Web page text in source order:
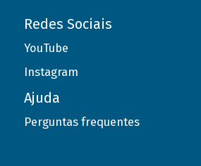
Redes Sociais
YouTube
Instagram
Ajuda
Perguntas frequentes